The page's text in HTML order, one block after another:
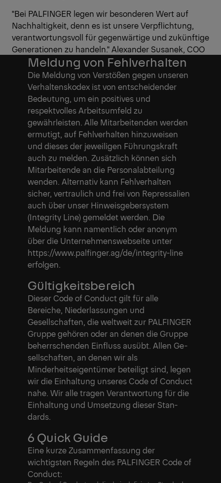
"Bei PALFINGER legen wir besonderen Wert auf
Nachhaltigkeit, denn es ist unsere Verpflichtung,
verantwortungsvoll für gegenwärtige und zukünftige
Generationen zu handeln." Alexander Susanek, COO
Meldung von Fehlverhalten
Die Meldung von Verstößen gegen unseren
Verhaltenskodex ist von entscheidender
Bedeutung, um ein positives und
respektvolles Arbeitsumfeld zu
gewährleisten. Alle Mitarbeitenden werden
ermutigt, auf Fehlverhalten hinzuweisen
und dieses der jeweiligen Führungskraft
auch zu melden. Zusätzlich können sich
Mitarbeitende an die Personalabteilung
wenden. Alternativ kann Fehlverhalten
sicher, vertraulich und frei von Repressalien
auch über unser Hinweisgebersystem
(Integrity Line) gemeldet werden. Die
Meldung kann namentlich oder anonym
über die Unternehmenswebseite unter
https://www.palfinger.ag/de/integrity-line
erfolgen.
Gültigkeitsbereich
Dieser Code of Conduct gilt für alle
Bereiche, Niederlassungen und
Gesellschaften, die weltweit zur PALFINGER
Gruppe gehören oder an denen die Gruppe
beherrschenden Einfluss ausübt. Allen Ge-
sellschaften, an denen wir als
Minderheitseigentümer beteiligt sind, legen
wir die Einhaltung unseres Code of Conduct
nahe. Wir alle tragen Verantwortung für die
Einhaltung und Umsetzung dieser Stan-
dards.
6 Quick Guide
Eine kurze Zusammenfassung der
wichtigsten Regeln des PALFINGER Code of
Conduct: